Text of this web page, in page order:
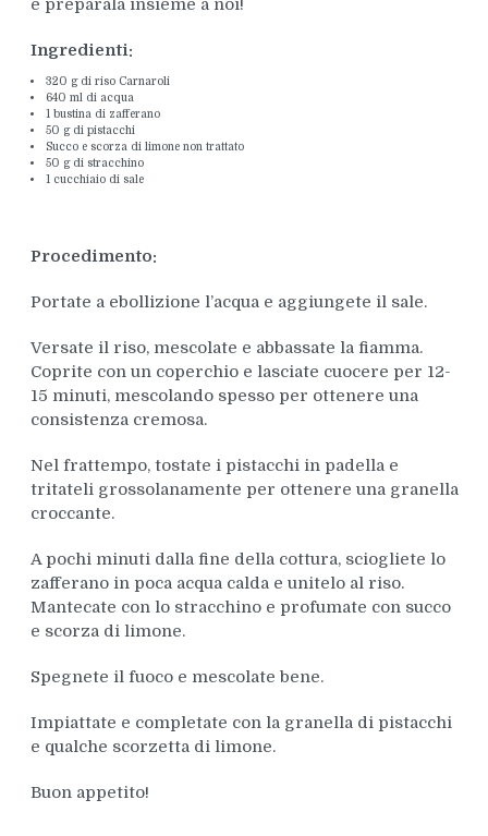
Ingredienti:
320 g di riso Carnaroli
640 ml di acqua
1 bustina di zafferano
50 g di pistacchi
Succo e scorza di limone non trattato
50 g di stracchino
1 cucchiaio di sale
Procedimento:
Portate a ebollizione l’acqua e aggiungete il sale.
Versate il riso, mescolate e abbassate la fiamma.
Coprite con un coperchio e lasciate cuocere per 12-
15 minuti, mescolando spesso per ottenere una
consistenza cremosa.
Nel frattempo, tostate i pistacchi in padella e
tritateli grossolanamente per ottenere una granella
croccante.
A pochi minuti dalla fine della cottura, sciogliete lo
zafferano in poca acqua calda e unitelo al riso.
Mantecate con lo stracchino e profumate con succo
e scorza di limone.
Spegnete il fuoco e mescolate bene.
Impiattate e completate con la granella di pistacchi
e qualche scorzetta di limone.
Buon appetito!